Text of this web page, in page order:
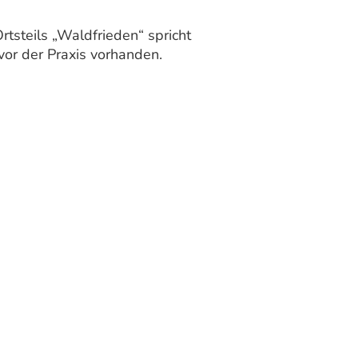
„Waldfrieden“ spricht
der Praxis vorhanden.